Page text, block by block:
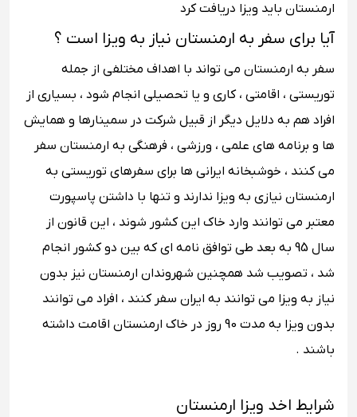
ارمنستان باید ویزا دریافت کرد
آیا برای سفر به ارمنستان نیاز به ویزا است ؟
سفر به ارمنستان می تواند با اهداف مختلفی از جمله
توریستی ، اقامتی ، کاری و یا تحصیلی انجام شود ، بسیاری از
افراد هم به دلایل دیگر از قبیل شرکت در سمینارها و همایش
ها و برنامه های علمی ، ورزشی ، فرهنگی به ارمنستان سفر
می کنند ، خوشبخانه ایرانی ها برای سفرهای توریستی به
ارمنستان نیازی به ویزا ندارند و تنها با داشتن پاسپورت
معتبر می توانند وارد خاک این کشور شوند ، این قانون از
سال 95 به بعد طی توافق نامه ای که بین دو کشور انجام
شد ، تصویب شد همچنین شهروندان ارمنستان نیز بدون
نیاز به ویزا می توانند به ایران سفر کنند ، افراد می توانند
بدون ویزا به مدت 90 روز در خاک ارمنستان اقامت داشته
باشند .
شرایط اخد ویزا ارمنستان